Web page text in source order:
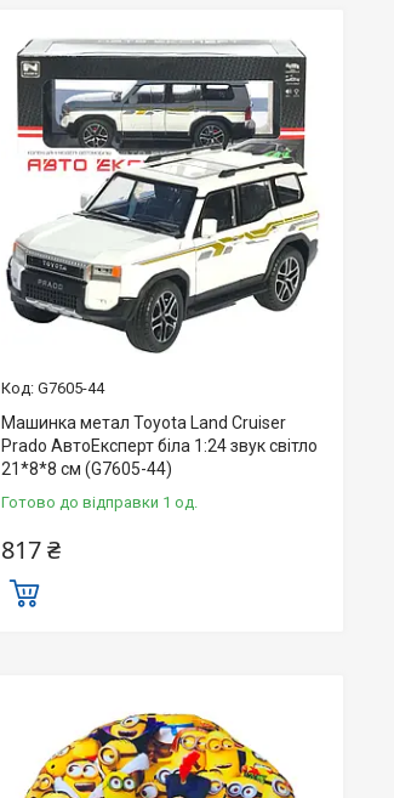
G7605-44
Машинка метал Toyota Land Cruiser
Prado АвтоЕксперт біла 1:24 звук світло
21*8*8 см (G7605-44)
Готово до відправки 1 од.
817 ₴